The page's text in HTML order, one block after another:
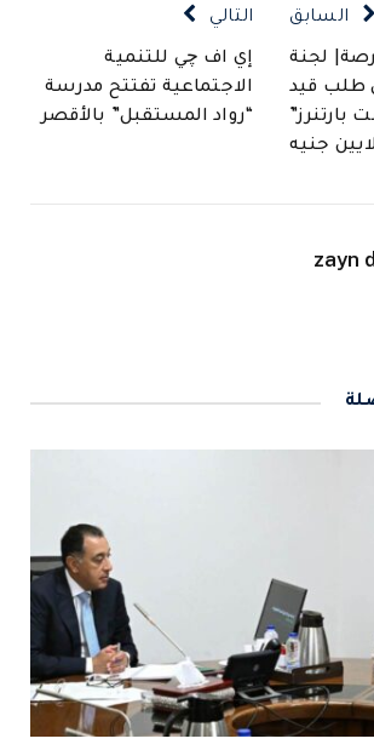
السابق
لجنة
طلب قيد
بارتنرز”
التالي
إي اف چي للتنمية
الاجتماعية تفتتح مدرسة
“رواد المستقبل” بالأقصر
zayn